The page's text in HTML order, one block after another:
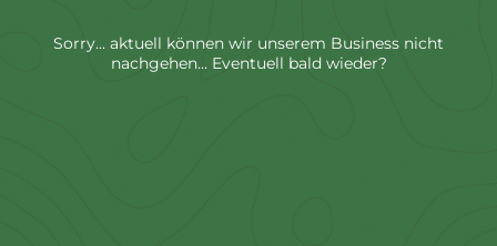
Sorry... aktuell können wir unserem Business nicht
nachgehen... Eventuell bald wieder?